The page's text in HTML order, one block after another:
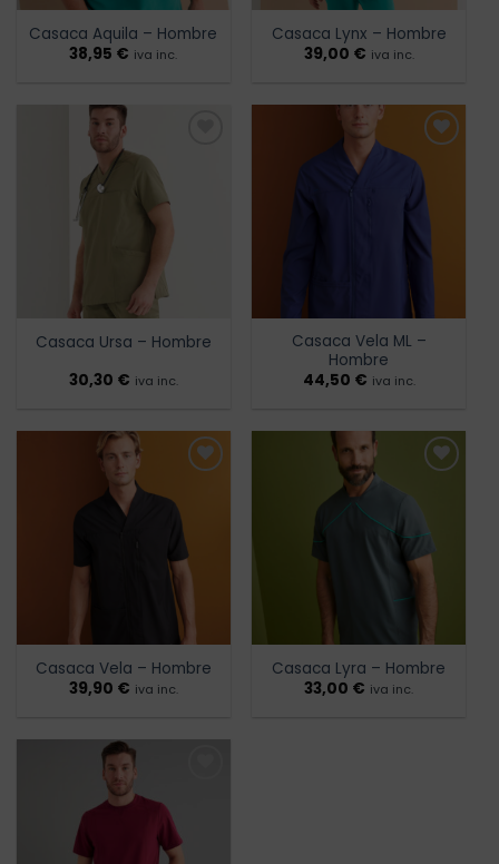
Casaca Aquila – Hombre
38,95 € iva inc.
Casaca Lynx – Hombre
39,00 € iva inc.
Casaca Ursa – Hombre
30,30 € iva inc.
Añadir
a la
lista de
deseos
Casaca Vela ML –
Hombre
44,50 € iva inc.
lista de
deseos
Casaca Vela – Hombre
39,90 € iva inc.
a la
lista de
deseos
Casaca Lyra – Hombre
33,00 € iva inc.
lista de
deseos